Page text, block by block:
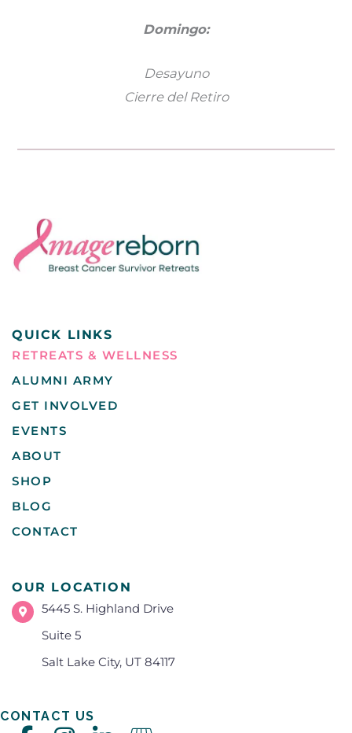
Domingo:
Desayuno
Cierre del Retiro
QUICK LINKS
RETREATS & WELLNESS
ALUMNI ARMY
GET INVOLVED
EVENTS
ABOUT
SHOP
BLOG
CONTACT
OUR LOCATION
5445 S. Highland Drive
Suite 5
Salt Lake City, UT 84117
CONTACT US